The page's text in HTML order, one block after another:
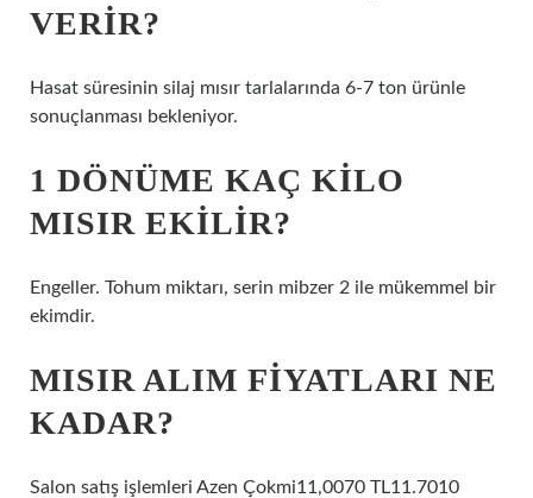
VERIR?
Hasat süresinin silaj mısır tarlalarında 6-7 ton ürünle
sonuçlanması bekleniyor.
1 DÖNÜME KAÇ KILO
MISIR EKILIR?
Engeller. Tohum miktarı, serin mibzer 2 ile mükemmel bir
ekimdir.
MISIR ALIM FIYATLARI NE
KADAR?
Salon satış işlemleri Azen Çokmi11,0070 TL11.7010